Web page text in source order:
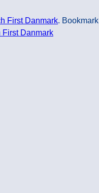
First Danmark. Bookmark
Danmark